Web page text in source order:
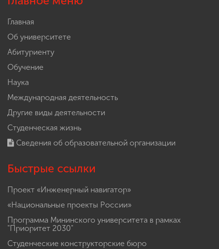
Главная
Об университете
Абитуриенту
Обучение
Наука
Международная деятельность
Другие виды деятельности
Студенческая жизнь
Сведения об образовательной организации
Быстрые ссылки
Проект «Инженерный навигатор»
«Национальные проекты России»
Программа Мининского университета в рамках
"Приоритет 2030"
Студенческие конструкторские бюро